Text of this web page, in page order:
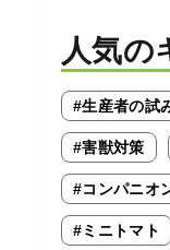
人気の
#生産者の試
#害獣対策
#コンパニオ
#ミニトマト